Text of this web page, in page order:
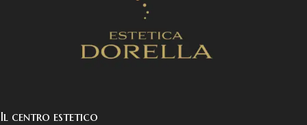
Il centro estetico